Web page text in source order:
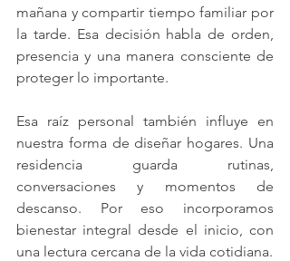
mañana y compartir tiempo familiar por
la tarde. Esa decisión habla de orden,
presencia y una manera consciente de
proteger lo importante.
Esa raíz personal también influye en
nuestra forma de diseñar hogares. Una
residencia guarda rutinas,
conversaciones y momentos de
descanso. Por eso incorporamos
bienestar integral desde el inicio, con
una lectura cercana de la vida cotidiana.